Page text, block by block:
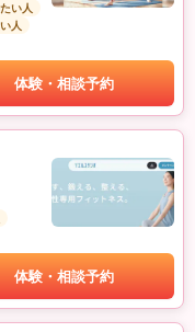
い人
人
体験・相談予約
体験・相談予約